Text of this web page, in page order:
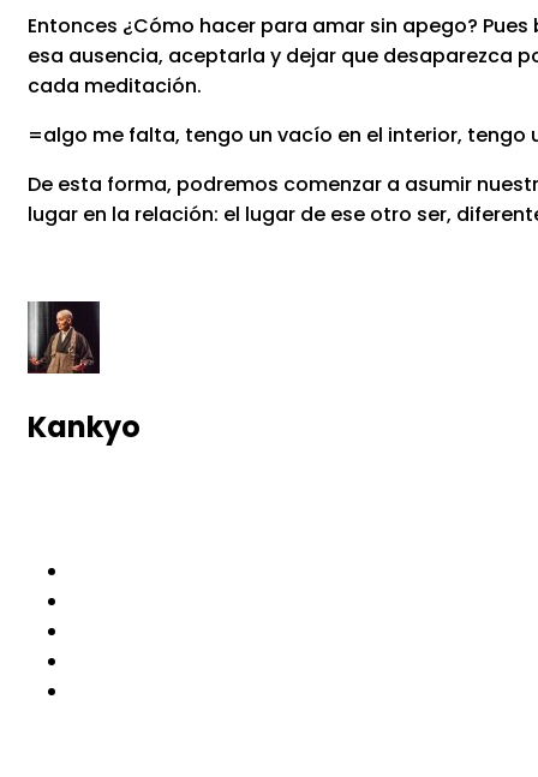
Entonces ¿Cómo hacer para amar sin apego?
esa ausencia, aceptarla y dejar que desaparezca
cada meditación.
=algo me falta, tengo un vacío en el interior,
De esta forma, podremos comenzar a asumir
lugar en la relación: el lugar de ese otro ser,
Kankyo